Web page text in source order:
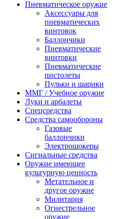
Пневматическое оружие
Аксессуары для
пневматических
винтовок
Баллончики
Пневматические
винтовки
Пневматические
пистолеты
Пульки и шарики
ММГ / Учебное оружие
Луки и арбалеты
Спецсредства
Средства самообороны
Газовые
баллончики
Электрошокеры
Сигнальные средства
Оружие имеющее
культурную ценность
Метательное и
другое оружие
Милитария
Огнестрельное
оружие